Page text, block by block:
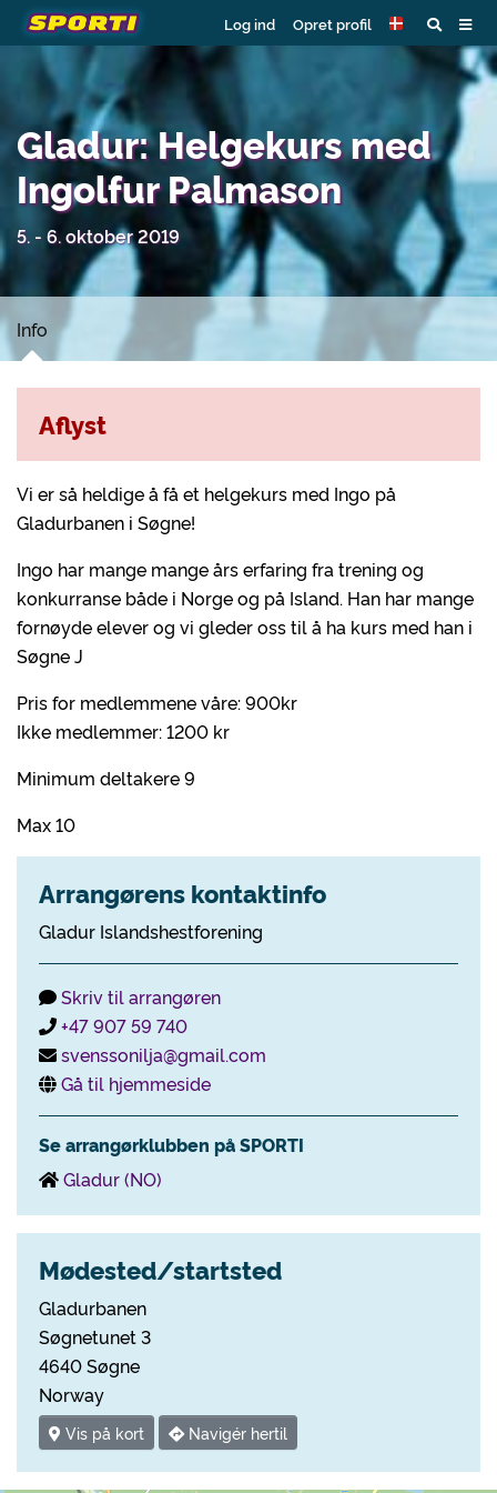
Log ind Opret profil
Gladur: Helgekurs med
Ingolfur Palmason
5. - 6. oktober 2019
Info
Vi er så heldige å få et helgekurs med Ingo på
Gladurbanen i Søgne!
Ingo har mange mange års erfaring fra trening og
konkurranse både i Norge og på Island. Han har mange
fornøyde elever og vi gleder oss til å ha kurs med han i
Søgne J
Pris for medlemmene våre: 900kr
Ikke medlemmer: 1200 kr
Minimum deltakere 9
Max 10
Arrangørens kontaktinfo
Gladur Islandshestforening
Skriv til arrangøren
+47 907 59 740
svenssonilja@gmail.com
Gå til hjemmeside
Se arrangørklubben på SPORTI
Gladur (NO)
Mødested/startsted
Gladurbanen
Søgnetunet 3
4640 Søgne
Norway
Vis på kort Navigér hertil
Aflyst